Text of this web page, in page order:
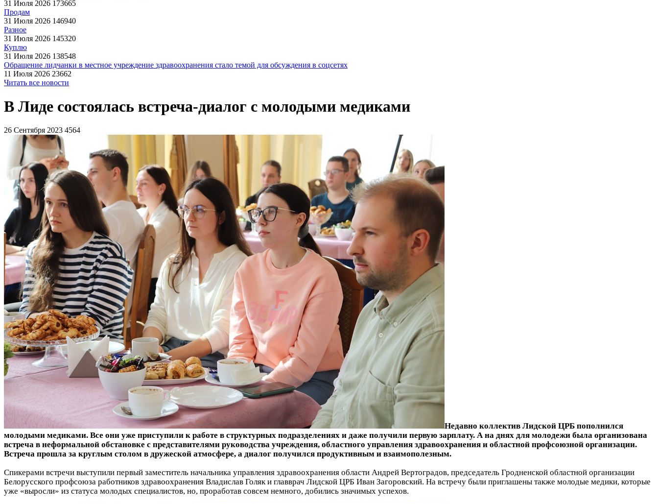
31 Июля 2026 173665
Продам
31 Июля 2026 146940
Разное
31 Июля 2026 145320
Куплю
31 Июля 2026 138548
Обращение лидчанки в местное учреждение здравоохранения стало темой для обсуждения в соцсетях
11 Июля 2026 23662
Читать все новости
В Лиде состоялась встреча-диалог с молодыми медиками
26 Сентября 2023 4564
Недавно коллектив Лидской ЦРБ пополнился
молодыми медиками. Все они уже приступили к работе в структурных подразделениях и даже получили первую зарплату. А на днях для молодежи была организована
встреча в неформальной обстановке с представителями руководства учреждения, областного управления здравоохранения и областной профсоюзной организации.
Встреча прошла за круглым столом в дружеской атмосфере, а диалог получился продуктивным и взаимополезным.
Спикерами встречи выступили первый заместитель начальника управления здравоохранения области Андрей Вертоградов, председатель Гродненской областной организации
Белорусского профсоюза работников здравоохранения Владислав Голяк и главврач Лидской ЦРБ Иван Загоровский. На встречу были приглашены также молодые медики, которые
уже «выросли» из статуса молодых специалистов, но, проработав совсем немного, добились значимых успехов.